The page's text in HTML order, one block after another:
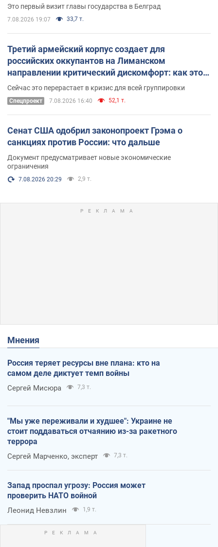
Это первый визит главы государства в Белград
7.08.2026 19:07 33,7 т.
Третий армейский корпус создает для
российских оккупантов на Лиманском
направлении критический дискомфорт: как это
удалось
Сейчас это перерастает в кризис для всей группировки
Спецпроект 7.08.2026 16:40 52,1 т.
Сенат США одобрил законопроект Грэма о
санкциях против России: что дальше
Документ предусматривает новые экономические
ограничения
7.08.2026 20:29 2,9 т.
Мнения
Россия теряет ресурсы вне плана: кто на
самом деле диктует темп войны
Сергей Мисюра 7,3 т.
"Мы уже переживали и худшее": Украине не
стоит поддаваться отчаянию из-за ракетного
террора
Сергей Марченко, эксперт 7,3 т.
Запад проспал угрозу: Россия может
проверить НАТО войной
Леонид Невзлин 1,9 т.